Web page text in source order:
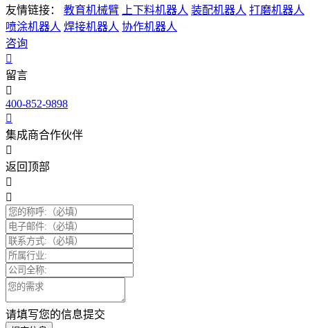
友情链接：
教育机械臂 上下料机器人 装配机器人 打磨机器人
喷涂机器人 焊接机器人 协作机器人
咨询
留言
400-852-9898
集成商合作伙伴
返回顶部
请填写您的信息提交